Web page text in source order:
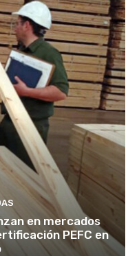
en mercados
PEFC en